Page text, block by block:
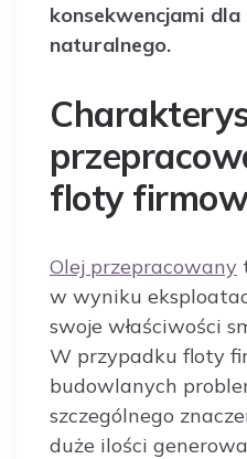
konsekwencjami
naturalnego.
floty
Olej przepracowany
w wyniku
swoje właściwości
W przypadku floty
budowlanych
szczególnego
duże ilości